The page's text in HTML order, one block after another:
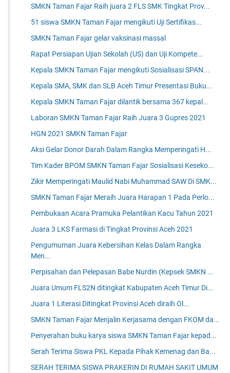
SMKN Taman Fajar Raih juara 2 FLS SMK Tingkat Prov...
51 siswa SMKN Taman Fajar mengikuti Uji Sertifikas...
SMKN Taman Fajar gelar vaksinasi massal
Rapat Persiapan Ujian Sekolah (US) dan Uji Kompete...
Kepala SMKN Taman Fajar mengikuti Sosialisasi SPAN...
Kepala SMA, SMK dan SLB Aceh Timur Presentasi Buku...
Kepala SMKN Taman Fajar dilantik bersama 367 kepal...
Laboran SMKN Taman Fajar Raih Juara 3 Gupres 2021
HGN 2021 SMKN Taman Fajar
Aksi Gelar Donor Darah Dalam Rangka Memperingati H...
Tim Kader BPOM SMKN Taman Fajar Sosialisasi Keseko...
Zikir Memperingati Maulid Nabi Muhammad SAW Di SMK...
SMKN Taman Fajar Meraih Juara Harapan 1 Pada Perlo...
Pembukaan Acara Pramuka Pelantikan Kacu Tahun 2021
Juara 3 LKS Farmasi di Tingkat Provinsi Aceh 2021
Pengumuman Juara Kebersihan Kelas Dalam Rangka
Men...
Perpisahan dan Pelepasan Babe Nurdin (Kepsek SMKN ...
Juara Umum FLS2N ditingkat Kabupaten Aceh Timur Di...
Juara 1 Literasi Ditingkat Provinsi Aceh diraih Ol...
SMKN Taman Fajar Menjalin Kerjasama dengan FKOM da...
Penyerahan buku karya siswa SMKN Taman Fajar kepad...
Serah Terima Siswa PKL Kepada Pihak Kemenag dan Ba...
SERAH TERIMA SISWA PRAKERIN DI RUMAH SAKIT UMUM